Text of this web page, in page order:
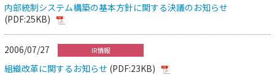
内部統制システム構築の基本方針に関する決議のお知らせ
(PDF:25KB)
2006/07/27 IR情報
組織改革に関するお知らせ (PDF:23KB)